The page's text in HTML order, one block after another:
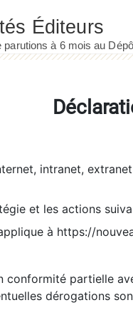
intranet,
et les actions
à https://
conformité partielle
dérogations